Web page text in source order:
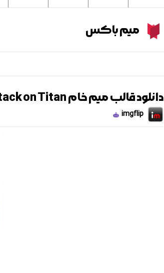
Meme Boxمیم باکس
دانلود قالب میم خام Attack on Titan
imgflip